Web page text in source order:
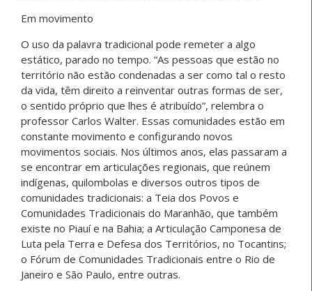
Em movimento
O uso da palavra tradicional pode remeter a algo
estático, parado no tempo. “As pessoas que estão no
território não estão condenadas a ser como tal o resto
da vida, têm direito a reinventar outras formas de ser,
o sentido próprio que lhes é atribuído”, relembra o
professor Carlos Walter. Essas comunidades estão em
constante movimento e configurando novos
movimentos sociais. Nos últimos anos, elas passaram a
se encontrar em articulações regionais, que reúnem
indígenas, quilombolas e diversos outros tipos de
comunidades tradicionais: a Teia dos Povos e
Comunidades Tradicionais do Maranhão, que também
existe no Piauí e na Bahia; a Articulação Camponesa de
Luta pela Terra e Defesa dos Territórios, no Tocantins;
o Fórum de Comunidades Tradicionais entre o Rio de
Janeiro e São Paulo, entre outras.